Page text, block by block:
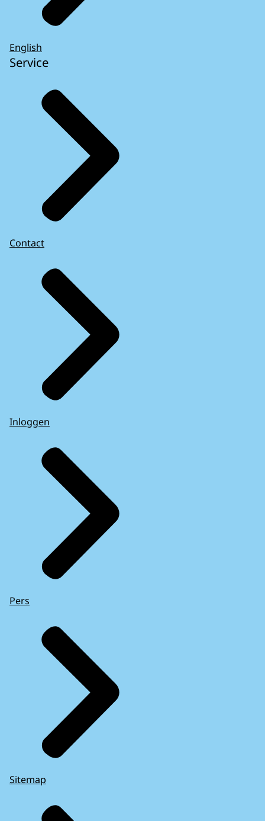
English
Service
Contact
Inloggen
Pers
Sitemap